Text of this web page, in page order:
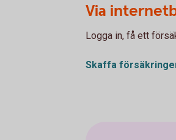
Via
Logga in, få ett
Skaffa